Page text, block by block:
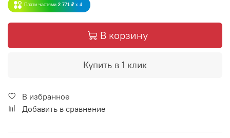
Плати частями 2 771 ₽ x 4
В корзину
Купить в 1 клик
В избранное
Добавить в сравнение